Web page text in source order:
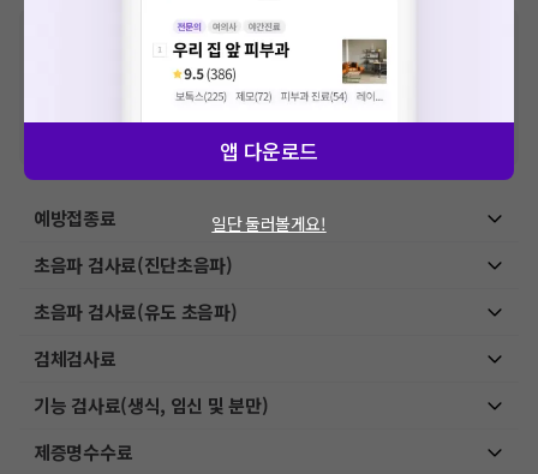
추가비용 등으로 실제 가격과 상이할 수 있으니, 정확
한 가격은 해당 의료기관에 직접 문의해주세요.
건강보험심사평가원
에 고지되어 있는 급여 진료 기준 가
격입니다. (진료와 연관된 복합적인 비용이 추가되어, 병원마다 금액이 다르게
산정될 수 있는 점 참고 바랍니다.)
VAT 포함
예방접종료
초음파 검사료(진단초음파)
초음파 검사료(유도 초음파)
검체검사료
기능 검사료(생식, 임신 및 분만)
제증명수수료
앱 다운로드
일단 둘러볼게요!